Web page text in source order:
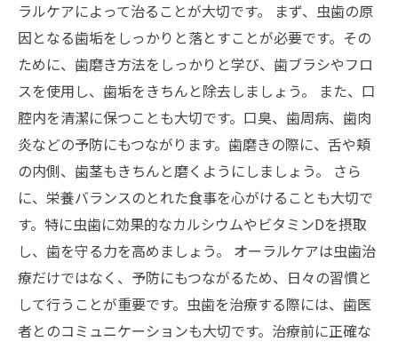
ラルケアによって治ることが大切です。 まず、虫歯の原
因となる歯垢をしっかりと落とすことが必要です。その
ために、歯磨き方法をしっかりと学び、歯ブラシやフロ
スを使用し、歯垢をきちんと除去しましょう。 また、口
腔内を清潔に保つことも大切です。口臭、歯周病、歯肉
炎などの予防にもつながります。歯磨きの際に、舌や頬
の内側、歯茎もきちんと磨くようにしましょう。 さら
に、栄養バランスのとれた食事を心がけることも大切で
す。特に虫歯に効果的なカルシウムやビタミンDを摂取
し、歯を守る力を高めましょう。 オーラルケアは虫歯治
療だけではなく、予防にもつながるため、日々の習慣と
して行うことが重要です。虫歯を治療する際には、歯医
者とのコミュニケーションも大切です。治療前に正確な